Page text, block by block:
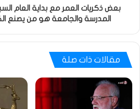
بعض ذكريات العمر مع بداية العام
المدرسة والجامعة هو من يصنع
مقالات ذات صلة